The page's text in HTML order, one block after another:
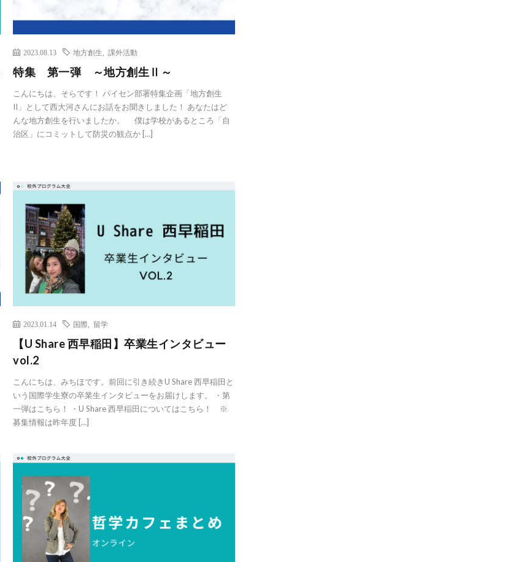
2023.08.13 地方創生 ,課外活動
特集 第一弾 ～地方創生Ⅱ～
こんにちは、そらです！ パイセン部署特集企画「地方創生
II」として西大河さんにお話をお聞きしました！ あなたはど
んな地方創生を行いましたか。 僕は学校があるところ「自
治区」にコミットして防災の観点か […]
2023.01.14 国際 留学
【U Share 西早稲田】卒業生インタビュー
vol.2
こんにちは、みちほです。前回に引き続きU Share 西早稲田と
いう国際学生寮の卒業生インタビューをお届けします。 ・第
一弾はこちら！ ・U Share 西早稲田についてはこちら！ ※
募集情報は昨年度 […]